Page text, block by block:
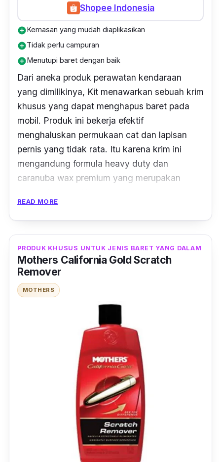
Shopee Indonesia
add_circleKemasan yang mudah diaplikasikan
add_circleTidak perlu campuran
add_circleMenutupi baret dengan baik
Dari aneka produk perawatan kendaraan
yang dimilikinya, Kit menawarkan sebuah krim
khusus yang dapat menghapus baret pada
mobil. Produk ini bekerja efektif
menghaluskan permukaan cat dan lapisan
pernis yang tidak rata. Itu karena krim ini
mengandung formula heavy duty dan
caranuba wax premium yang merupakan
dalamnya, produk ini dapat digunakan untuk
menghilangkan goresan-goresan yang dalam.
Tak hanya itu saja, cat yang teroksidasi juga
bisa dihilangkan dengan menggunakan krim
READ MORE
PRODUK KHUSUS UNTUK JENIS BARET YANG DALAM
Mothers California Gold Scratch
Remover
MOTHERS